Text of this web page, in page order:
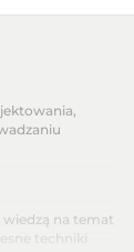
na temat
techniki